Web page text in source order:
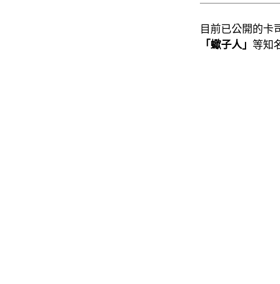
目前已公開的卡
「蠍子人」 等知